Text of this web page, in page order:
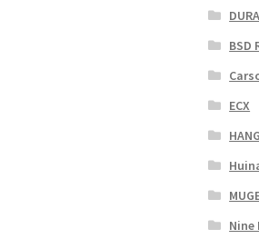
BSD
ECX
Nine